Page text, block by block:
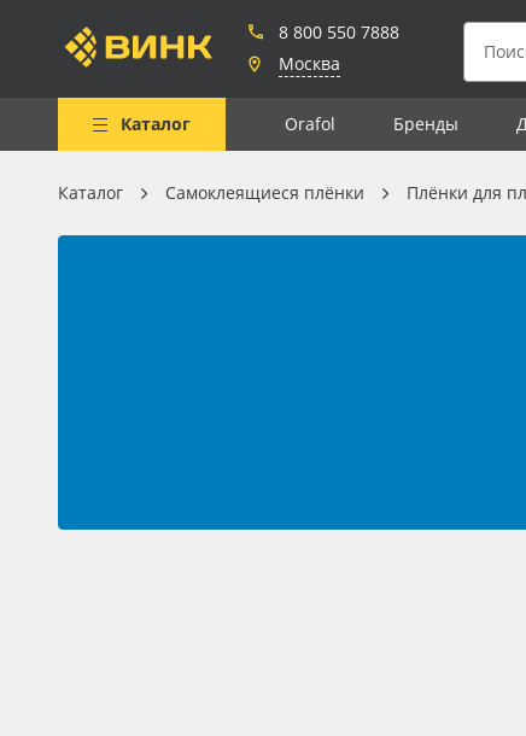
8 800 550 7888
Москва
Каталог Orafol Бренды
Весь каталог
Каталог Самоклеящиеся плёнки Плёнки для